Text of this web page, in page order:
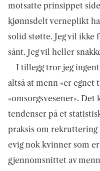
motsatte prinsippet
kjønnsdelt verneplikt
solid støtte. Jeg vil
sånt. Jeg vil heller
I tillegg tror jeg
altså at menn «er
«omsorgsvesener».
tendenser på et
praksis om rekruttering
evig nok kvinner som
gjennomsnittet av